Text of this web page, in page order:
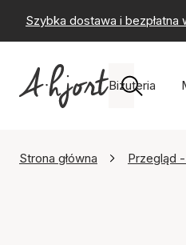
Szybka dostawa i bezpłatna
Biżuteria
Strona główna Przegląd